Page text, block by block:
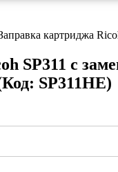
картриджа
SP311 с
SP311HE)